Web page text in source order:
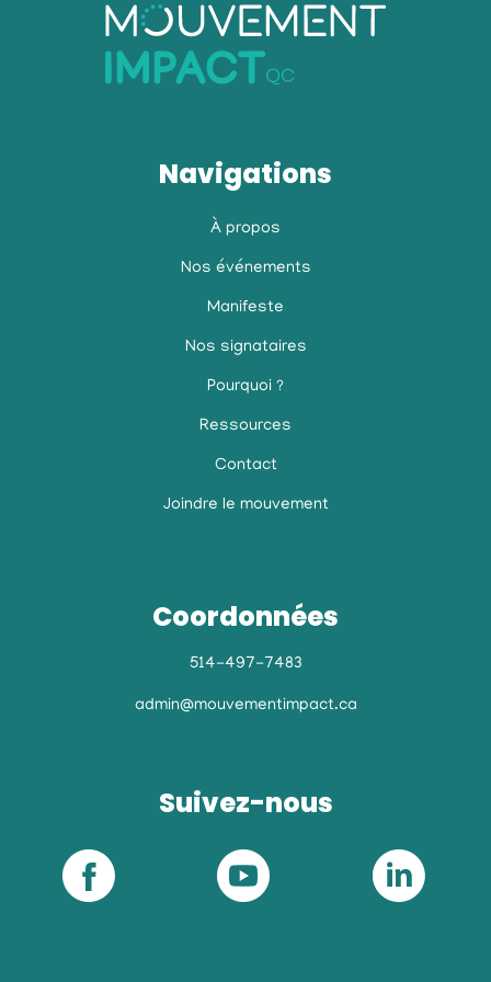
Navigations
À propos
Nos événements
Manifeste
Nos signataires
Pourquoi ?
Ressources
Contact
Joindre le mouvement
Coordonnées
514-497-7483
admin@mouvementimpact.ca
Suivez-nous